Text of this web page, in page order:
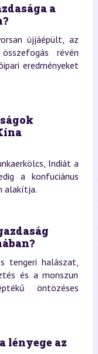
a
újjáépült, az
révén
eredményeket
Indiát a
a konfuciánus
alakítja.
tengeri halászat,
és a monszun
öntözéses
lényege az